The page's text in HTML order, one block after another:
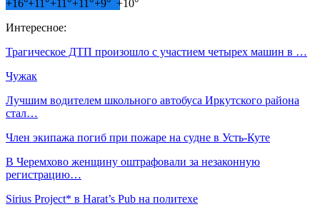
+16°+11°+11°+11°+9° +10°
Интересное:
Трагическое ДТП произошло с участием четырех машин в …
Чужак
Лучшим водителем школьного автобуса Иркутского района
стал…
Член экипажа погиб при пожаре на судне в Усть-Куте
В Черемхово женщину оштрафовали за незаконную
регистрацию…
Sirius Project* в Harat’s Pub на политехе